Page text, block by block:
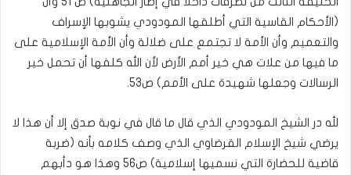
(الأحكام القاسية التي أطلقها المودودي يشوبها الإسراف
والتعميم وأن الأمة لا تجتمع على ضلالة وأن الأمة الإسلامية على
ما فيها من علات هي خير أمم الأرض لأن الله كلفها أن تحمل خير
الرسالات وجعلها شهيدة على الأمم) ص53.
لله در الشيخ المودودي الذي قال ما قال في نوبة صدق إلا أن هذا لا
يرضي شيخ الإسلام القرضاوي الذي وصف كلامه بأنه (ضربة
قاضية للحضارة التي نسميها إسلامية) ص56 وهذا هو دأبهم